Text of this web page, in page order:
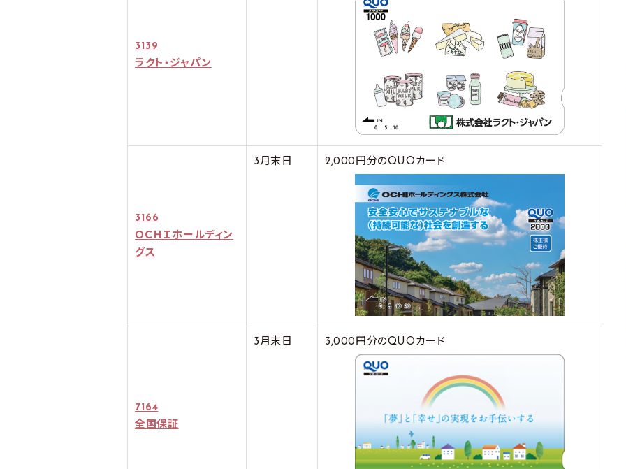
3139
ラクト・ジャパン
3166
ＯＣＨＩホールディン
グス
3月末日 2,000円分のQUOカード
7164
全国保証
3月末日 3,000円分のQUOカード